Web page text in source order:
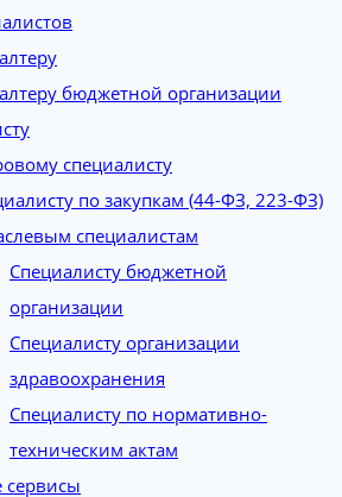
бюджетной организации
специалисту
по закупкам (44-ФЗ, 223-ФЗ)
специалистам
Специалисту бюджетной
организации
Специалисту организации
здравоохранения
Специалисту по нормативно-
техническим актам
сервисы